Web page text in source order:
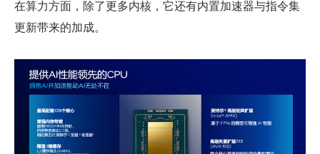
在算力方面，除了更多内核，它还有内置加速器与指令集
更新带来的加成。